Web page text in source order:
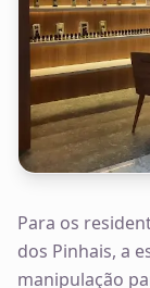
Para os
dos Pinhais, a
manipulação